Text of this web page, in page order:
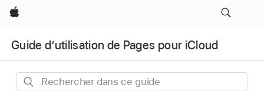
Apple
Guide d’utilisation de Pages pour iCloud
Rechercher